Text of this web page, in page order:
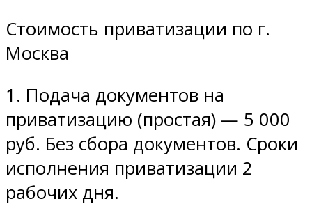
Стоимость приватизации по г.
Москва
1. Подача документов на
приватизацию (простая) — 5 000
руб. Без сбора документов. Сроки
исполнения приватизации 2
рабочих дня.